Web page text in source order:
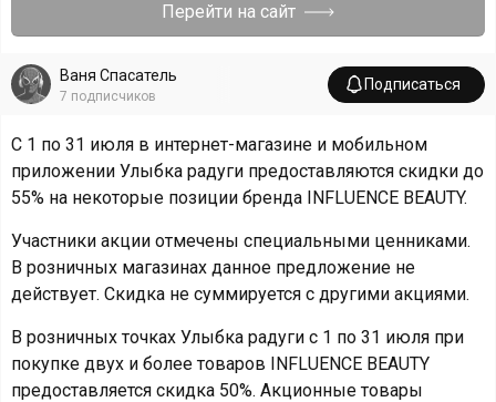
Перейти на сайт
Ваня Спасатель
7 подписчиков
Подписаться
С 1 по 31 июля в интернет-магазине и мобильном
приложении Улыбка радуги предоставляются скидки до
55% на некоторые позиции бренда INFLUENCE BEAUTY.
Участники акции отмечены специальными ценниками.
В розничных магазинах данное предложение не
действует. Скидка не суммируется с другими акциями.
В розничных точках Улыбка радуги с 1 по 31 июля при
покупке двух и более товаров INFLUENCE BEAUTY
предоставляется скидка 50%. Акционные товары